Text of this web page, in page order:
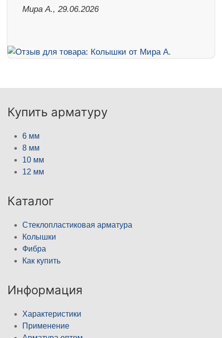
Мира А., 29.06.2026
Купить арматуру
6 мм
8 мм
10 мм
12 мм
Каталог
Стеклопластиковая арматура
Колышки
Фибра
Как купить
Информация
Характеристики
Применение